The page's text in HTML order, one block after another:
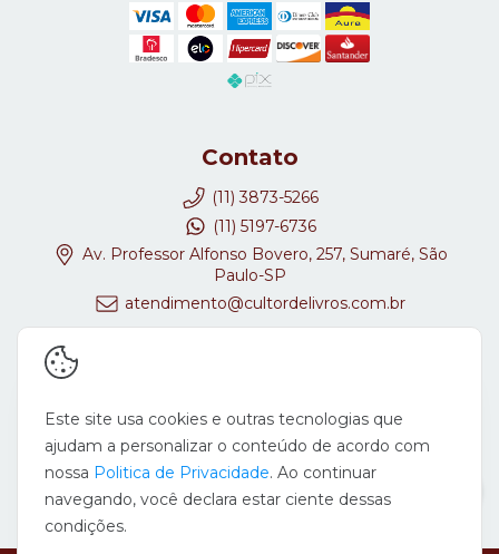
Contato
(11) 3873-5266
(11) 5197-6736
Av. Professor Alfonso Bovero, 257, Sumaré, São
Paulo-SP
atendimento@cultordelivros.com.br
Este site usa cookies e outras tecnologias que
ajudam a personalizar o conteúdo de acordo com
nossa Politica de Privacidade. Ao continuar
navegando, você declara estar ciente dessas
condições.